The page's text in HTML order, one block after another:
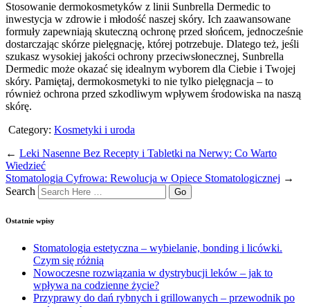
Stosowanie dermokosmetyków z linii Sunbrella Dermedic to
inwestycja w zdrowie i młodość naszej skóry. Ich zaawansowane
formuły zapewniają skuteczną ochronę przed słońcem, jednocześnie
dostarczając skórze pielęgnację, której potrzebuje. Dlatego też, jeśli
szukasz wysokiej jakości ochrony przeciwsłonecznej, Sunbrella
Dermedic może okazać się idealnym wyborem dla Ciebie i Twojej
skóry. Pamiętaj, dermokosmetyki to nie tylko pielęgnacja – to
również ochrona przed szkodliwym wpływem środowiska na naszą
skórę.
Category: Kosmetyki i uroda
← Leki Nasenne Bez Recepty i Tabletki na Nerwy: Co Warto
Wiedzieć
Stomatologia Cyfrowa: Rewolucja w Opiece Stomatologicznej →
Search
Ostatnie wpisy
Stomatologia estetyczna – wybielanie, bonding i licówki.
Czym się różnią
Nowoczesne rozwiązania w dystrybucji leków – jak to
wpływa na codzienne życie?
Przyprawy do dań rybnych i grillowanych – przewodnik po